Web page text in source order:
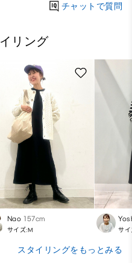
チャットで質問
リング
Nao 157cm
サイズ:M サ
スタイリングをもっとみる